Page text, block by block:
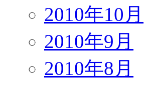
2010年10月
2010年9月
2010年8月